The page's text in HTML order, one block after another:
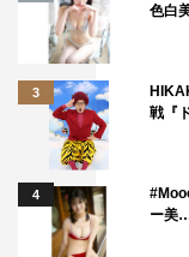
色白
3
戦『
4
ー美